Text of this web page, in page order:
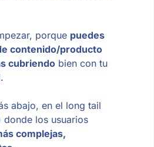
porque puedes
contenido/producto
cubriendobien con tu
abajo, en el long tail
donde los usuarios
complejas,